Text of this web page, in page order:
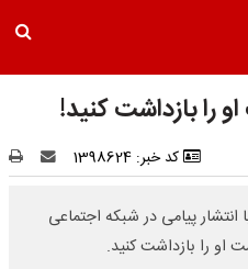
را بازداشت کنید!
کد خبر: 1398624
پیامی در شبکه اجتماعی
را بازداشت کنید.